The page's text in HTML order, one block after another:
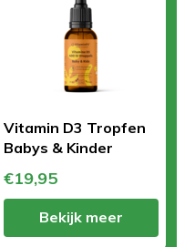
Vitamin D3 Tropfen
Babys & Kinder
€19,95
Bekijk meer